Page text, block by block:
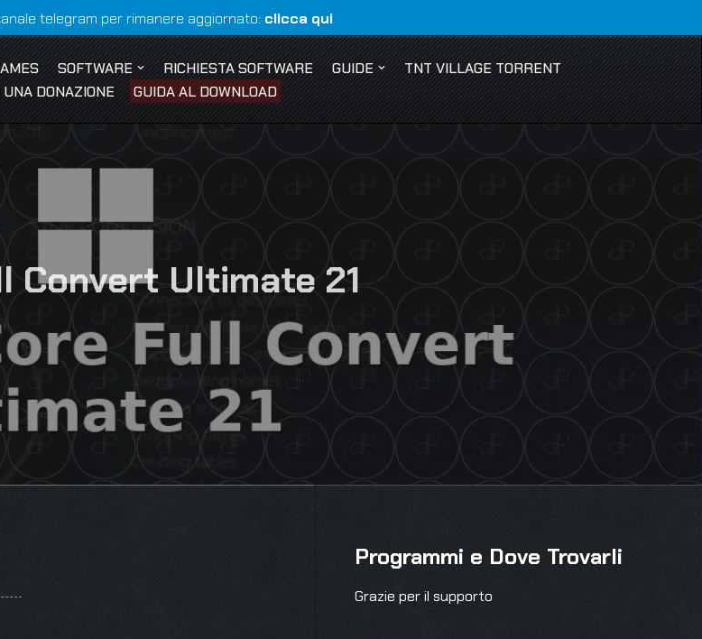
telegram per rimanere aggiornato: clicca qui
SOFTWARE RICHIESTA SOFTWARE GUIDE
TNT VILLAGE TORRENT
DONAZIONE
GUIDA AL DOWNLOAD
Convert Ultimate 21
Programmi e Dove Trovarli
Grazie per il supporto